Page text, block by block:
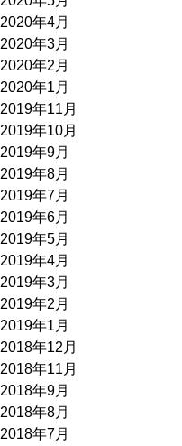
2020年4月
2020年3月
2020年2月
2020年1月
2019年11月
2019年10月
2019年9月
2019年8月
2019年7月
2019年6月
2019年5月
2019年4月
2019年3月
2019年2月
2019年1月
2018年12月
2018年11月
2018年9月
2018年8月
2018年7月